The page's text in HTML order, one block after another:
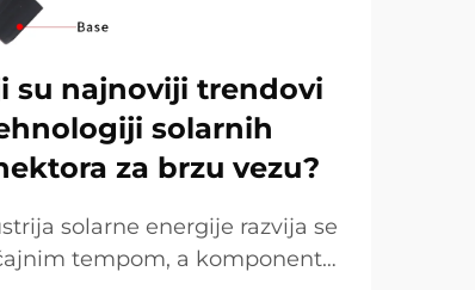
su najnoviji trendovi
solarnih
za brzu vezu?
solarne energije razvija se
tempom, a komponente